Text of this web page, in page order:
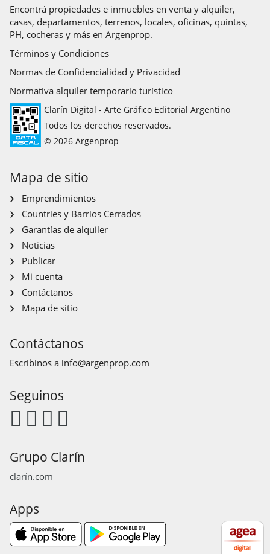
Encontrá propiedades e inmuebles en venta y alquiler,
casas, departamentos, terrenos, locales, oficinas, quintas,
PH, cocheras y más en Argenprop.
Términos y Condiciones
Normas de Confidencialidad y Privacidad
Normativa alquiler temporario turístico
Clarín Digital - Arte Gráfico Editorial Argentino
Todos los derechos reservados.
© 2026 Argenprop
Mapa de sitio
Emprendimientos
Countries y Barrios Cerrados
Garantías de alquiler
Noticias
Publicar
Mi cuenta
Contáctanos
Mapa de sitio
Contáctanos
Escribinos a info@argenprop.com
Seguinos
Grupo Clarín
clarín.com
Apps